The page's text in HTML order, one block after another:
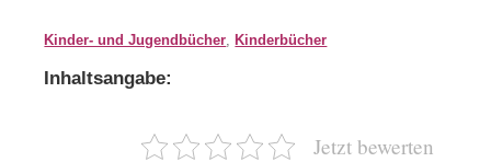
Kinder- und Jugendbücher Kinderbücher
Inhaltsangabe:
Jetzt bewerten